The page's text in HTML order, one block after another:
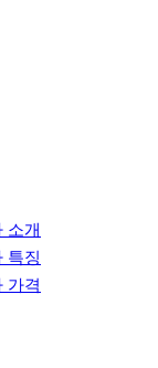
소개
특징
가격